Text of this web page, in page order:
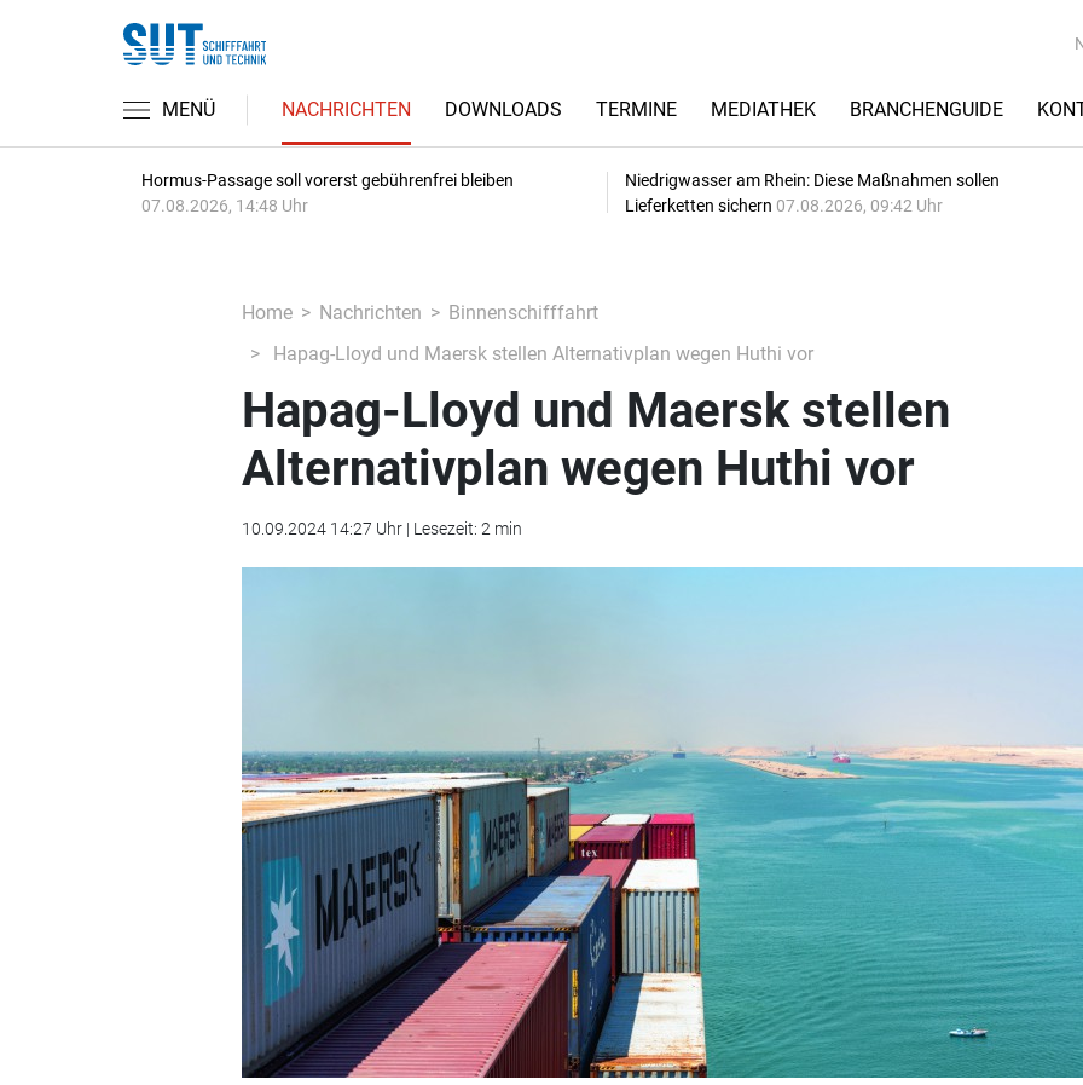
MENÜ NACHRICHTEN DOWNLOADS TERMINE MEDIATHEK BRANCHENGUIDE
Hormus-Passage soll vorerst gebührenfrei bleiben
07.08.2026, 14:48 Uhr
Niedrigwasser am Rhein: Diese Maßnahmen sollen
Lieferketten sichern 07.08.2026, 09:42 Uhr
Home Nachrichten
Binnenschifffahrt
Hapag-Lloyd und Maersk stellen Alternativplan wegen Huthi vor
Hapag-Lloyd und Maersk stellen
Alternativplan wegen Huthi vor
10.09.2024 14:27 Uhr | Lesezeit: 2 min